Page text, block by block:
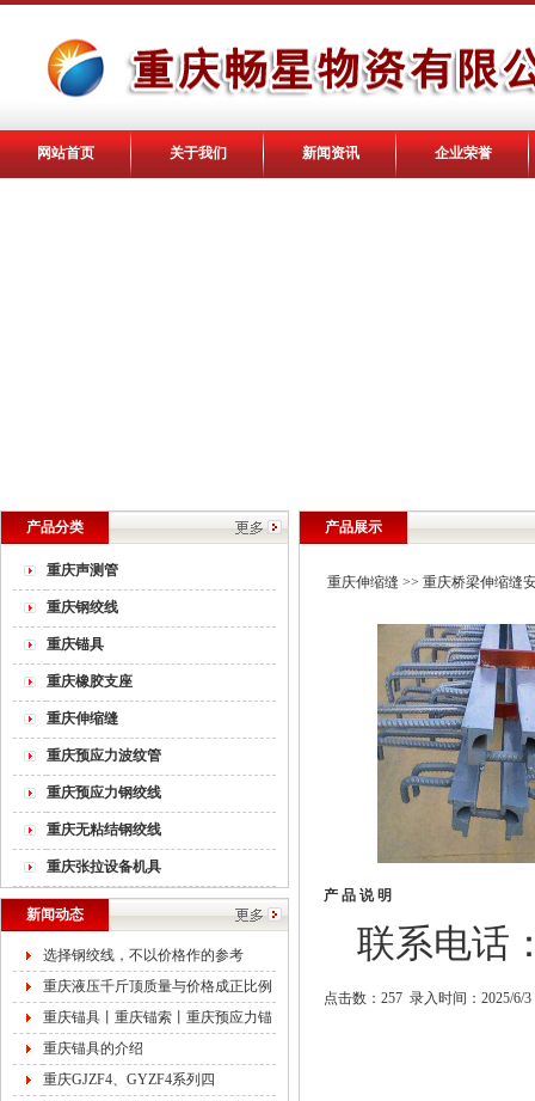
网站首页 关于我们 新闻资讯 企业荣誉
产品分类
重庆声测管
重庆钢绞线
重庆锚具
重庆橡胶支座
重庆伸缩缝
重庆预应力波纹管
重庆预应力钢绞线
重庆无粘结钢绞线
重庆张拉设备机具
新闻动态
选择钢绞线，不以价格作的参考
重庆液压千斤顶质量与价格成正比例
重庆锚具丨重庆锚索丨重庆预应力锚
重庆锚具的介绍
重庆GJZF4、GYZF4系列四
产品展示
重庆伸缩缝 >> 重庆桥梁伸缩缝
产 品 说 明
联系电话
点击数：257 录入时间：2025/6/3